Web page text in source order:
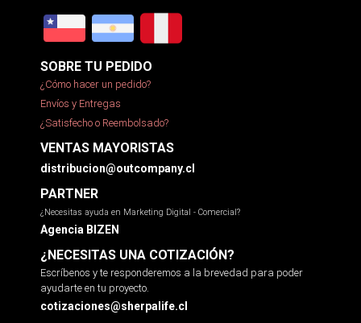
SOBRE TU PEDIDO
¿Cómo hacer un pedido?
Envíos y Entregas
¿Satisfecho o Reembolsado?
VENTAS MAYORISTAS
distribucion@outcompany.cl
PARTNER
¿Necesitas ayuda en Marketing Digital - Comercial?
Agencia BIZEN
¿NECESITAS UNA COTIZACIÓN?
Escríbenos y te responderemos a la brevedad para poder
ayudarte en tu proyecto.
cotizaciones@sherpalife.cl